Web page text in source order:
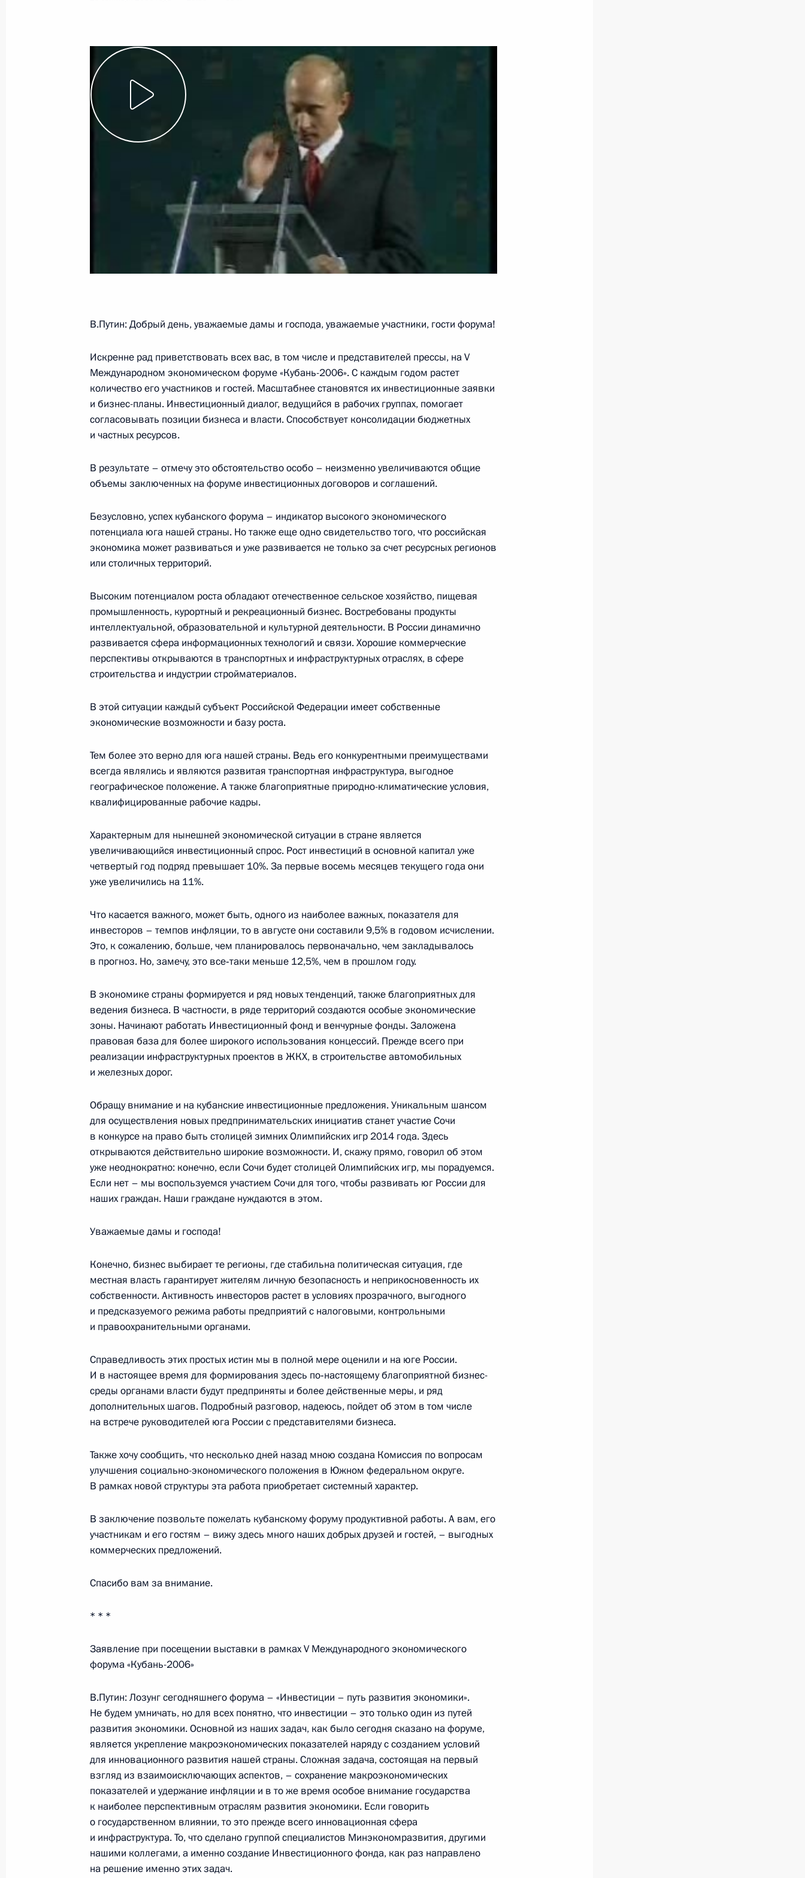
5 октября 2006 года, четверг
Вступительное слово на встрече с лауреатами конкурса «Учитель
года России-2006»
Москва, Кремль
Вступительное слово на заседании Совета по реализации
приоритетных проектов и демографической политике
5 октября 2006 года, 19:10 Москва, Кремль
5 октября 2006 года, 19:06 Москва, Кремль
4 октября 2006 года, среда
Начало встречи с лидерами фракций Государственной Думы
4 октября 2006 года, 14:10
3 октября 2006 года, вторник
Совместная пресс-конференция с Президентом Казахстана
Нурсултаном Назарбаевым
3 октября 2006 года, 20:57 Казахстан, Уральск
Приветственные слова на Форуме приграничных регионов
Казахстана и России
3 октября 2006 года, 19:02 Казахстан, Уральск
Заключительное слово на заседании президиума
2 октября 2006 года, 23:27 Курган
совета по вопросу модернизации здравоохранения
на региональном и муниципальном уровнях
2 октября 2006 года, 23:24 Курган
1 октября 2006 года, воскресенье
Заявление на совещании с постоянными членами Совета
Безопасности
30 сентября 2006 года, суббота
Начало беседы с заместителем Председателя Правительства –
Министром обороны Сергеем Ивановым и командиром АПЛ
30 сентября 2006 года, 19:42 Сочи
Вступительное слово на совещании с полномочными
представителями Президента в федеральных округах
29 сентября 2006 года, пятница
Выступление на встрече с руководителями регионов Юга России
и представителями российских государственных и частных
компаний
Приветственное слово на V Международном экономическом
форуме «Кубань-2006» и заявление при посещении выставки
в рамках форума
29 сентября 2006 года, 15:50 Сочи
Начало беседы с Президентом Республики Марий Эл Леонидом
Маркеловым
Начало рабочей встречи с Министром образования и науки
Андреем Фурсенко
Начало рабочей встречи с Министром природных ресурсов
Юрием Трутневым
27 сентября 2006 года, 18:17 Сочи
25 сентября 2006 года, понедельник
Начало рабочей встречи с губернатором Еврейской автономной
области Николаем Волковым
В.Путин: Добрый день, уважаемые дамы и господа, уважаемые участники, гости форума!
Искренне рад приветствовать всех вас, в том числе и представителей прессы, на V
Международном экономическом форуме «Кубань-2006». С каждым годом растет
количество его участников и гостей. Масштабнее становятся их инвестиционные заявки
и бизнес-планы. Инвестиционный диалог, ведущийся в рабочих группах, помогает
согласовывать позиции бизнеса и власти. Способствует консолидации бюджетных
и частных ресурсов.
В результате – отмечу это обстоятельство особо – неизменно увеличиваются общие
объемы заключенных на форуме инвестиционных договоров и соглашений.
Безусловно, успех кубанского форума – индикатор высокого экономического
потенциала юга нашей страны. Но также еще одно свидетельство того, что российская
экономика может развиваться и уже развивается не только за счет ресурсных регионов
или столичных территорий.
Высоким потенциалом роста обладают отечественное сельское хозяйство, пищевая
промышленность, курортный и рекреационный бизнес. Востребованы продукты
интеллектуальной, образовательной и культурной деятельности. В России динамично
развивается сфера информационных технологий и связи. Хорошие коммерческие
перспективы открываются в транспортных и инфраструктурных отраслях, в сфере
строительства и индустрии стройматериалов.
В этой ситуации каждый субъект Российской Федерации имеет собственные
экономические возможности и базу роста.
Тем более это верно для юга нашей страны. Ведь его конкурентными преимуществами
всегда являлись и являются развитая транспортная инфраструктура, выгодное
географическое положение. А также благоприятные природно-климатические условия,
квалифицированные рабочие кадры.
Характерным для нынешней экономической ситуации в стране является
увеличивающийся инвестиционный спрос. Рост инвестиций в основной капитал уже
четвертый год подряд превышает 10%. За первые восемь месяцев текущего года они
уже увеличились на 11%.
Что касается важного, может быть, одного из наиболее важных, показателя для
инвесторов – темпов инфляции, то в августе они составили 9,5% в годовом исчислении.
Это, к сожалению, больше, чем планировалось первоначально, чем закладывалось
в прогноз. Но, замечу, это все‑таки меньше 12,5%, чем в прошлом году.
В экономике страны формируется и ряд новых тенденций, также благоприятных для
ведения бизнеса. В частности, в ряде территорий создаются особые экономические
зоны. Начинают работать Инвестиционный фонд и венчурные фонды. Заложена
правовая база для более широкого использования концессий. Прежде всего при
реализации инфраструктурных проектов в ЖКХ, в строительстве автомобильных
и железных дорог.
Обращу внимание и на кубанские инвестиционные предложения. Уникальным шансом
для осуществления новых предпринимательских инициатив станет участие Сочи
в конкурсе на право быть столицей зимних Олимпийских игр 2014 года. Здесь
открываются действительно широкие возможности. И, скажу прямо, говорил об этом
уже неоднократно: конечно, если Сочи будет столицей Олимпийских игр, мы порадуемся.
Если нет – мы воспользуемся участием Сочи для того, чтобы развивать юг России для
наших граждан. Наши граждане нуждаются в этом.
Уважаемые дамы и господа!
Конечно, бизнес выбирает те регионы, где стабильна политическая ситуация, где
местная власть гарантирует жителям личную безопасность и неприкосновенность их
собственности. Активность инвесторов растет в условиях прозрачного, выгодного
и предсказуемого режима работы предприятий с налоговыми, контрольными
и правоохранительными органами.
Справедливость этих простых истин мы в полной мере оценили и на юге России.
И в настоящее время для формирования здесь по‑настоящему благоприятной бизнес-
среды органами власти будут предприняты и более действенные меры, и ряд
дополнительных шагов. Подробный разговор, надеюсь, пойдет об этом в том числе
на встрече руководителей юга России с представителями бизнеса.
Также хочу сообщить, что несколько дней назад мною создана Комиссия по вопросам
улучшения социально-экономического положения в Южном федеральном округе.
В рамках новой структуры эта работа приобретает системный характер.
В заключение позвольте пожелать кубанскому форуму продуктивной работы. А вам, его
участникам и его гостям – вижу здесь много наших добрых друзей и гостей, – выгодных
коммерческих предложений.
Спасибо вам за внимание.
* * *
Заявление при посещении выставки в рамках V Международного экономического
форума «Кубань-2006»
В.Путин: Лозунг сегодняшнего форума – «Инвестиции – путь развития экономики».
Не будем умничать, но для всех понятно, что инвестиции – это только один из путей
развития экономики. Основной из наших задач, как было сегодня сказано на форуме,
является укрепление макроэкономических показателей наряду с созданием условий
для инновационного развития нашей страны. Сложная задача, состоящая на первый
взгляд из взаимоисключающих аспектов, – сохранение макроэкономических
показателей и удержание инфляции и в то же время особое внимание государства
к наиболее перспективным отраслям развития экономики. Если говорить
о государственном влиянии, то это прежде всего инновационная сфера
и инфраструктура. То, что сделано группой специалистов Минэкономразвития, другими
нашими коллегами, а именно создание Инвестиционного фонда, как раз направлено
на решение именно этих задач.